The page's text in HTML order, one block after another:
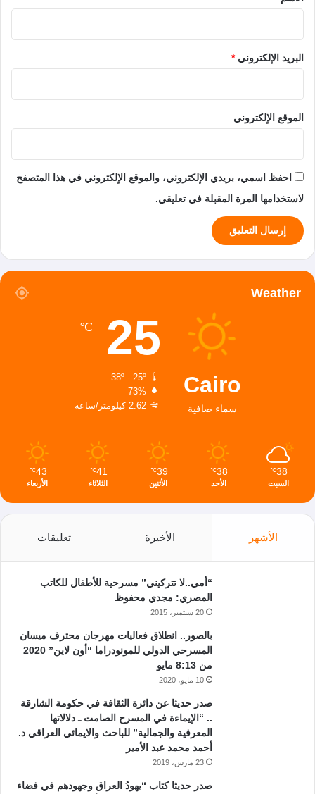
البريد الإلكتروني*
الموقع الإلكتروني
احفظ اسمي، بريدي الإلكتروني، والموقع الإلكتروني في هذا المتصفح
لاستخدامها المرة المقبلة في تعليقي.
Weather
Cairo
سماء صافية
25
℃
38º - 25º
73%
2.62 كيلومتر/ساعة
38
℃
السبت
38
℃
الأحد
39
℃
الأثنين
41
℃
الثلاثاء
43
℃
الأربعاء
الأشهر الأخيرة تعليقات
“أمي..لا تتركيني” مسرحية للأطفال للكاتب
المصري: مجدي محفوظ
20 سبتمبر، 2015
بالصور.. انطلاق فعاليات مهرجان محترف ميسان
المسرحي الدولي للمونودراما “أون لاين” 2020
من 8:13 مايو
10 مايو، 2020
صدر حديثا عن دائرة الثقافة في حكومة الشارقة
.. “الإيماءة في المسرح الصامت ـ دلالاتها
المعرفية والجمالية” للباحث والايمائي العراقي د.
أحمد محمد عبد الأمير
23 مارس، 2019
صدر حديثا كتاب “يهودُ العراق وجهودهم في فضاء